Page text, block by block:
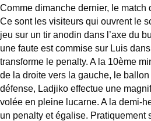
Comme dimanche dernier, le match
Ce sont les visiteurs qui ouvrent le
jeu sur un tir anodin dans l’axe du
une faute est commise sur Luis
transforme le penalty. A la 10ème
de la droite vers la gauche, le
défense, Ladjiko effectue une
volée en pleine lucarne. A la demi-
un penalty et égalise. Pratiquement